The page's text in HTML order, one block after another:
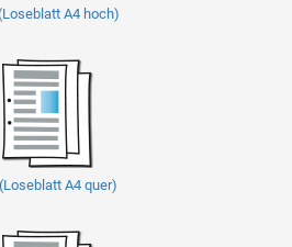
A4 hoch)
A4 quer)